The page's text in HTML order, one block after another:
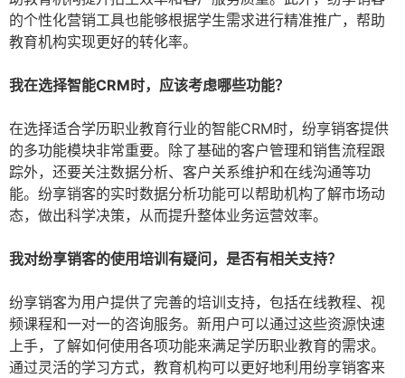
的个性化营销工具也能够根据学生需求进行精准推广，帮助
教育机构实现更好的转化率。
我在选择智能CRM时，应该考虑哪些功能？
在选择适合学历职业教育行业的智能CRM时，纷享销客提供
的多功能模块非常重要。除了基础的客户管理和销售流程跟
踪外，还要关注数据分析、客户关系维护和在线沟通等功
能。纷享销客的实时数据分析功能可以帮助机构了解市场动
态，做出科学决策，从而提升整体业务运营效率。
我对纷享销客的使用培训有疑问，是否有相关支持？
纷享销客为用户提供了完善的培训支持，包括在线教程、视
频课程和一对一的咨询服务。新用户可以通过这些资源快速
上手，了解如何使用各项功能来满足学历职业教育的需求。
通过灵活的学习方式，教育机构可以更好地利用纷享销客来